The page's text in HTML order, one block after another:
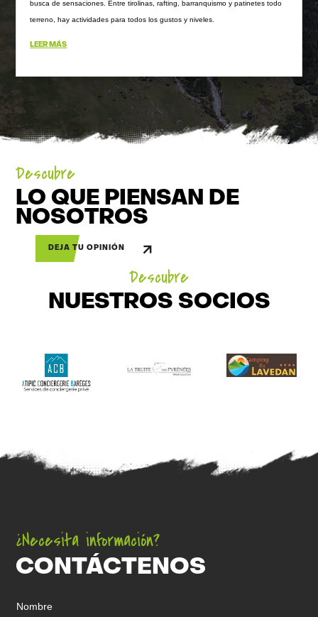
busca de sensaciones. Entre tirolinas, rafting, barranquismo y patinetes todo
terreno, hay actividades para todos los gustos y niveles.
LEER MÁS
Descubre
LO QUE PIENSAN DE
NOSOTROS
DEJA TU OPINIÓN
Descubre
NUESTROS SOCIOS
¿Necesita información?
CONTÁCTENOS